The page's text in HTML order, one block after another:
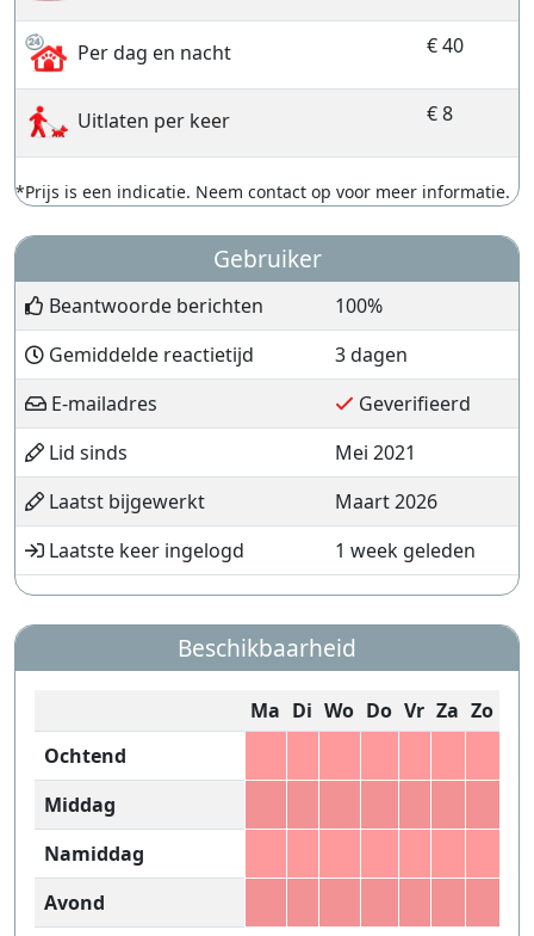
Per dag en nacht € 40
Uitlaten per keer € 8
*Prijs is een indicatie. Neem contact op voor meer informatie.
Gebruiker
Beantwoorde berichten
100%
Gemiddelde reactietijd
3 dagen
E-mailadres
Geverifieerd
Lid sinds
Mei 2021
Laatst bijgewerkt
Maart 2026
Laatste keer ingelogd
1 week geleden
Beschikbaarheid
Ma Di Wo Do Vr Za Zo
Ochtend
Middag
Namiddag
Avond